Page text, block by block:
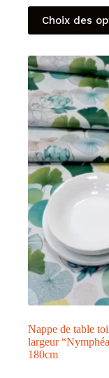
Choix des
Ce
produit
a
variations.
Les
options
peuvent
être
choisies
sur
la
page
du
produit
Nappe de table
largeur
180cm